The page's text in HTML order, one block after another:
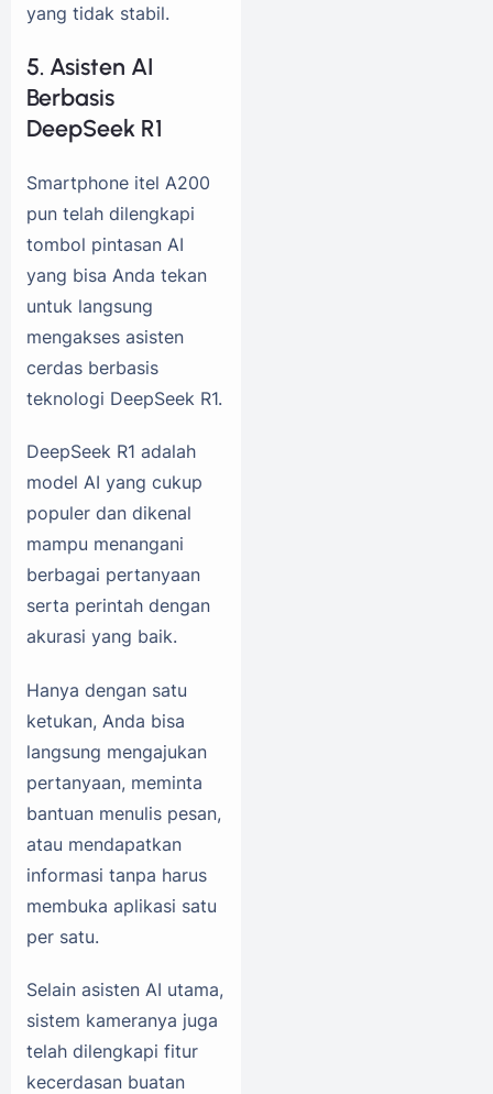
yang tidak stabil.
5. Asisten AI
Berbasis
DeepSeek R1
Smartphone itel A200
pun telah dilengkapi
tombol pintasan AI
yang bisa Anda tekan
untuk langsung
mengakses asisten
cerdas berbasis
teknologi DeepSeek R1.
DeepSeek R1 adalah
model AI yang cukup
populer dan dikenal
mampu menangani
berbagai pertanyaan
serta perintah dengan
akurasi yang baik.
Hanya dengan satu
ketukan, Anda bisa
langsung mengajukan
pertanyaan, meminta
bantuan menulis pesan,
atau mendapatkan
informasi tanpa harus
membuka aplikasi satu
per satu.
Selain asisten AI utama,
sistem kameranya juga
telah dilengkapi fitur
kecerdasan buatan